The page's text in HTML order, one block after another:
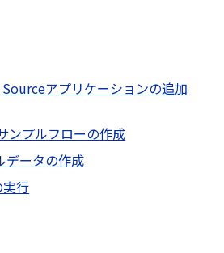
アプリケーションの追加
ンプルフローの作成
データの作成
行